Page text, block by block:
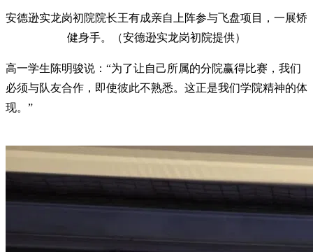
安德逊实龙岗初院院长王有成亲自上阵参与飞盘项目，一展矫
健身手。（安德逊实龙岗初院提供）
高一学生陈明骏说：“为了让自己所属的分院赢得比赛，我们
必须与队友合作，即使彼此不熟悉。这正是我们学院精神的体
现。”